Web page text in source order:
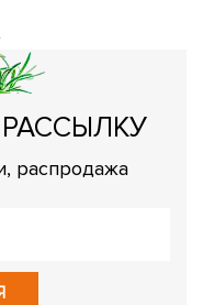
распродажа